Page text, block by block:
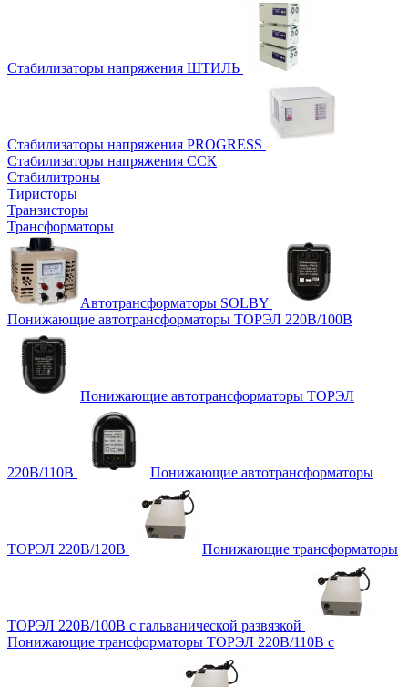
Стабилизаторы напряжения ШТИЛЬ
Стабилизаторы напряжения PROGRESS
Стабилизаторы напряжения ССК
Стабилитроны
Тиристоры
Транзисторы
Трансформаторы
Автотрансформаторы SOLBY
Понижающие автотрансформаторы ТОРЭЛ 220В/100В
Понижающие автотрансформаторы ТОРЭЛ
220В/110В Понижающие автотрансформаторы
ТОРЭЛ 220В/120В Понижающие трансформаторы
ТОРЭЛ 220В/100В с гальванической развязкой
Понижающие трансформаторы ТОРЭЛ 220В/110В с